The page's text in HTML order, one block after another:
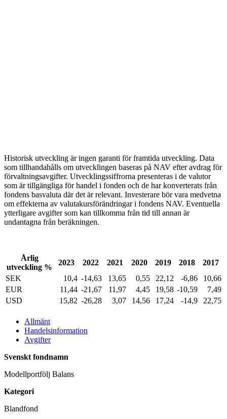
Historisk utveckling är ingen garanti för framtida utveckling. Data
som tillhandahålls om utvecklingen baseras på NAV efter avdrag för
förvaltningsavgifter. Utvecklingssiffrorna presenteras i de valutor
som är tillgängliga för handel i fonden och de har konverterats från
fondens basvaluta där det är relevant. Investerare bör vara medvetna
om effekterna av valutakursförändringar i fondens NAV. Eventuella
ytterligare avgifter som kan tillkomma från tid till annan är
undantagna från beräkningen.
Årlig
utveckling %
2023 2022 2021 2020 2019 2018
2017
SEK
10,4 -14,63 13,65 0,55 22,12 -6,86
10,66
EUR
11,44 -21,67 11,97 4,45 19,58 -10,59
7,49
USD
15,82 -26,28 3,07 14,56 17,24 -14,9 22,75
Allmänt
Handelsinformation
Avgifter
Svenskt fondnamn
Modellportfölj Balans
Kategori
Blandfond